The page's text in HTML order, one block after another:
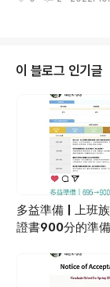
解釋） 之後老師會輪
證明的我，硬著頭皮
倒數，差點就不能
的大家QQ） 總之
原道的翰林大學 (한
學， 但是學校整體
同學我覺得都很讚
話，我覺得非常推
- 2021/12 這段時間
的春川，一個距離
春川裡有個「春川明
且還有各..
이 블로그 인기글
多益準備｜上班
證書900分的準